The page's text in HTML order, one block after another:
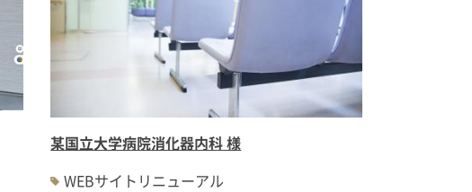
某国立大学病院消化器内科 様
WEBサイトリニューアル